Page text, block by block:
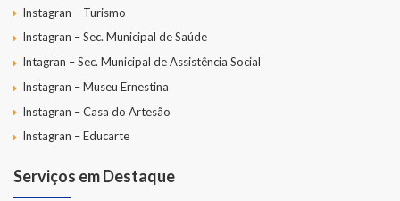
Instagran – Turismo
Instagran – Sec. Municipal de Saúde
Intagran – Sec. Municipal de Assistência Social
Instagran – Museu Ernestina
Instagran – Casa do Artesão
Instagran – Educarte
Serviços em Destaque